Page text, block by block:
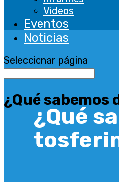
Videos
Eventos
Noticias
Seleccionar página
¿Qué
¿Qué